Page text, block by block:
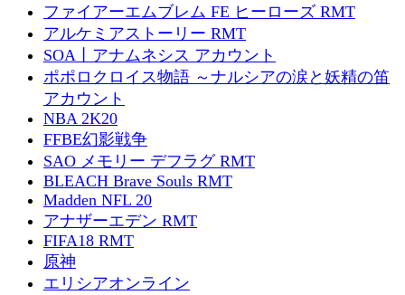
ファイアーエムブレム FE ヒーローズ RMT
アルケミアストーリー RMT
SOA丨アナムネシス アカウント
ポポロクロイス物語 ～ナルシアの涙と妖精の笛
アカウント
NBA 2K20
FFBE幻影戦争
SAO メモリー デフラグ RMT
BLEACH Brave Souls RMT
Madden NFL 20
アナザーエデン RMT
FIFA18 RMT
原神
エリシアオンライン